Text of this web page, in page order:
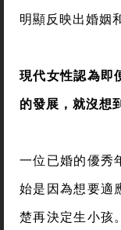
明顯反映出婚姻
現代女性認為即
的發展，就沒想
一位已婚的優秀
始是因為想要適
楚再決定生小孩